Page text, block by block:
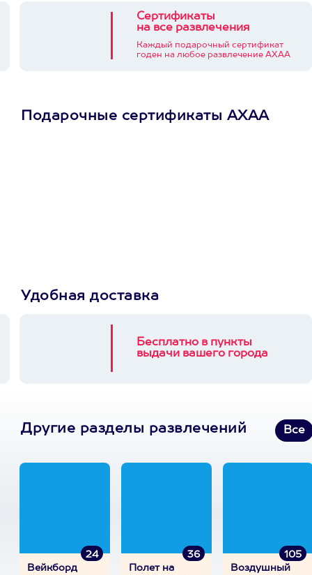
Сертификаты
на все развлечения
Каждый подарочный сертификат
годен на любое развлечение АХАА
Подарочные сертификаты АХАА
Удобная доставка
Бесплатно в пункты
выдачи вашего города
Другие разделы развлечений Все
24
Вейкборд
36
Полет на
105
Воздушный